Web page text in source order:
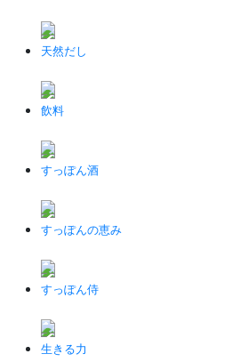
天然だし
飲料
すっぽん酒
すっぽんの恵み
すっぽん侍
生きる力